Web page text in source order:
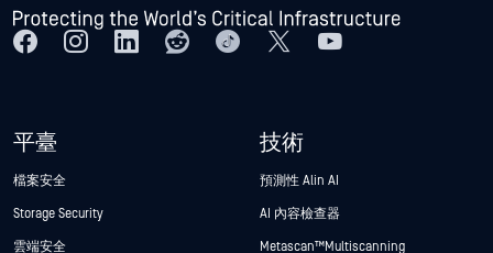
平臺
檔案安全
Storage Security
雲端安全
技術
預測性 Alin AI
AI 內容檢查器
Metascan™ Multiscanning